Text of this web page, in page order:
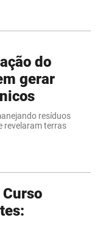
do
gerar
resíduos
revelaram terras